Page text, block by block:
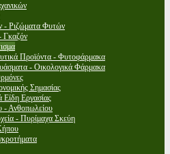
- Ριζώματα Φυτών
Γκαζόν
Προϊόντα - Φυτοφάρμακα
- Οικολογικά Φάρμακα
Σημασίας
Είδη Εργασίας
- Ανθοπωλείου
- Πυρίμαχα Σκεύη